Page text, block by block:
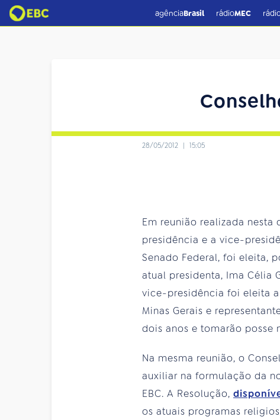
agênciaBrasil rádioMEC
28/05/2012 | 15:05
Em reunião realizada nesta
presidência e a vice-
Senado Federal, foi eleita,
atual presidenta, Ima Célia
vice-presidência foi eleita a
Minas Gerais e
dois anos e tomarão posse
Na mesma reunião, o
auxiliar na formulação da
EBC. A Resolução,
os atuais programas